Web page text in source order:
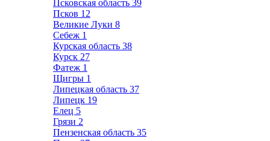
Псковская область 39
Псков 12
Великие Луки 8
Себеж 1
Курская область 38
Курск 27
Фатеж 1
Щигры 1
Липецкая область 37
Липецк 19
Елец 5
Грязи 2
Пензенская область 35